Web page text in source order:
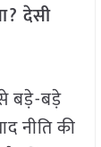
देसी
बड़े-बड़े
नीति की